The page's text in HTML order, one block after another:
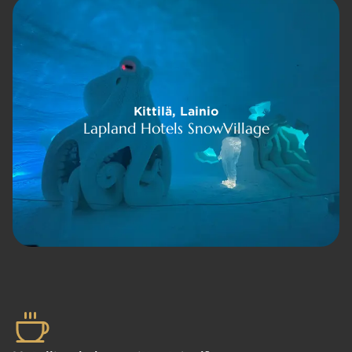
Lainio
SnowVillage
Kittilä, Lainio
Lapland Hotels SnowVillage